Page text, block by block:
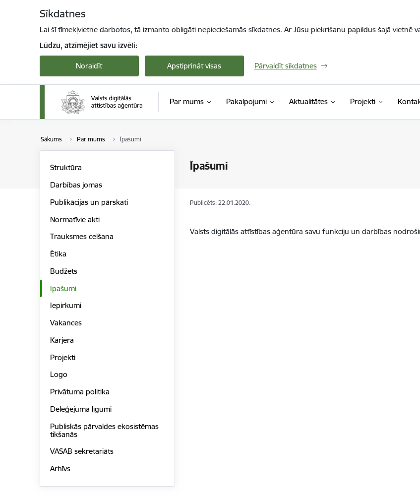
Sīkdatnes
Lai šī tīmekļvietne darbotos, tā izmanto obligāti nepieciešamās sīkdatnes. Ar Jūsu piekrišanu papildus šajā vietnē
Lūdzu, atzīmējiet savu izvēli:
Noraidīt Apstiprināt visas Pārvaldīt sīkdatnes
Par mums Pakalpojumi Aktualitātes Projekti
Sākums Par mums Īpašumi
Īpašumi
Struktūra
Darbības jomas
Publikācijas un pārskati
Normatīvie akti
Trauksmes celšana
Ētika
Budžets
Īpašumi
Iepirkumi
Vakances
Karjera
Projekti
Logo
Privātuma politika
Deleģējuma līgumi
Publiskās pārvaldes ekosistēmas
tikšanās
VASAB sekretariāts
Arhīvs
Publicēts: 22.01.2020.
Valsts digitālās attīstības aģentūra savu funkciju un darbības